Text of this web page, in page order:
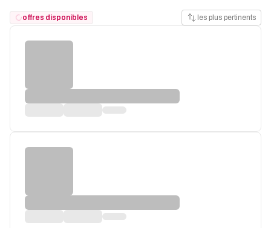
offres disponibles les plus pertinents